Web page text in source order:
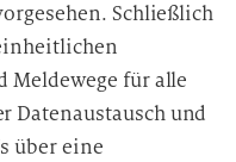
Schließlich
Meldewege für alle
Datenaustausch und
über eine